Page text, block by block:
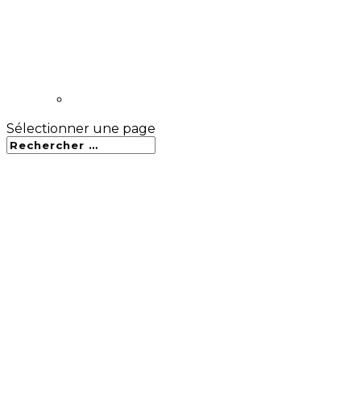
Sélectionner une page